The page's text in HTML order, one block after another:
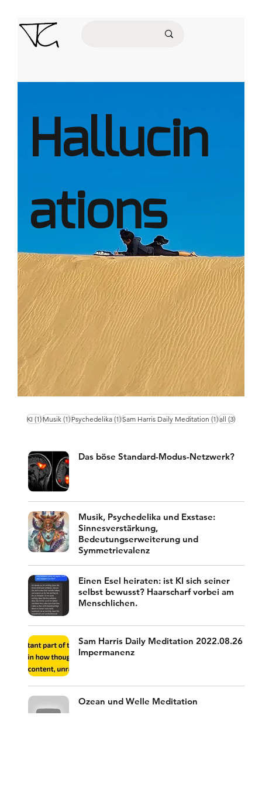
Das böse Standard-Modus-Netzwerk?
Musik, Psychedelika und Exstase:
Sinnesverstärkung,
Bedeutungserweiterung und
Symmetrievalenz
Einen Esel heiraten: ist KI sich seiner
selbst bewusst? Haarscharf vorbei am
Menschlichen.
Sam Harris Daily Meditation 2022.08.26 -
Impermanenz
Ozean und Welle Meditation
Hallucin
ations
KI (1)1 Beitrag
Musik (1)1 Beitrag
Psychedelika (1)1 Beitrag
Sam Harris Daily Meditation (1)1 Beitrag
all (3)3